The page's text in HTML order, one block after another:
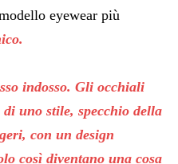
eyewear più
indosso. Gli occhiali
uno stile, specchio della
con un design
così diventano una cosa